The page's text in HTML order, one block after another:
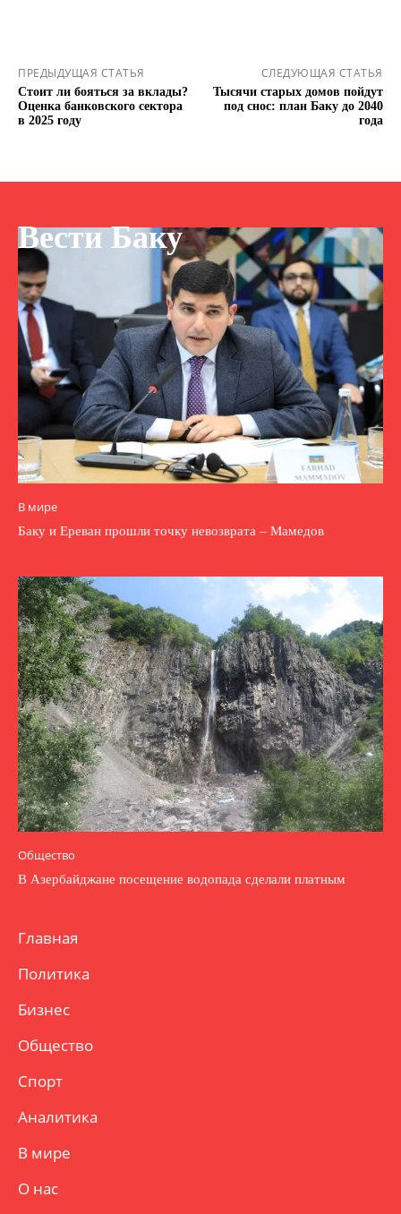
ПРЕДЫДУЩАЯ СТАТЬЯ
Стоит ли бояться за вклады?
Оценка банковского сектора
в 2025 году
СЛЕДУЮЩАЯ СТАТЬЯ
Тысячи старых домов пойдут
под снос: план Баку до 2040
года
Вести Баку
В мире
Баку и Ереван прошли точку невозврата – Мамедов
Общество
В Азербайджане посещение водопада сделали платным
Главная
Политика
Бизнес
Общество
Спорт
Аналитика
В мире
О нас